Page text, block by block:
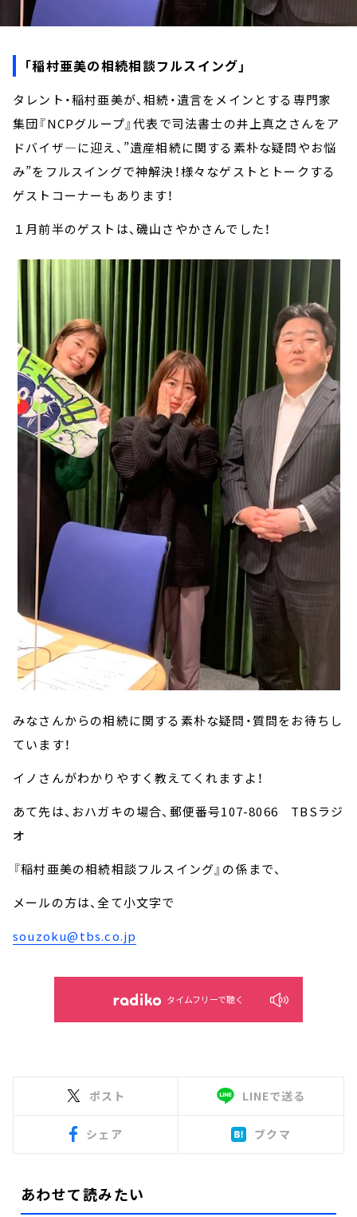
「稲村亜美の相続相談フルスイング」
タレント・稲村亜美が、相続・遺言をメインとする専門家
集団『NCPグループ』代表で司法書士の井上真之さんをア
ドバイザ―に迎え、”遺産相続に関する素朴な疑問やお悩
み”をフルスイングで神解決！様々なゲストとトークする
ゲストコーナーもあります！
１月前半のゲストは、磯山さやかさんでした！
みなさんからの相続に関する素朴な疑問・質問をお待ちし
ています！
イノさんがわかりやすく教えてくれますよ！
あて先は、おハガキの場合、郵便番号107-8066 TBSラジ
オ
『稲村亜美の相続相談フルスイング』の係まで、
メールの方は、全て小文字で
souzoku@tbs.co.jp
タイムフリーで聴く
ポスト LINEで送る
シェア ブクマ
あわせて読みたい